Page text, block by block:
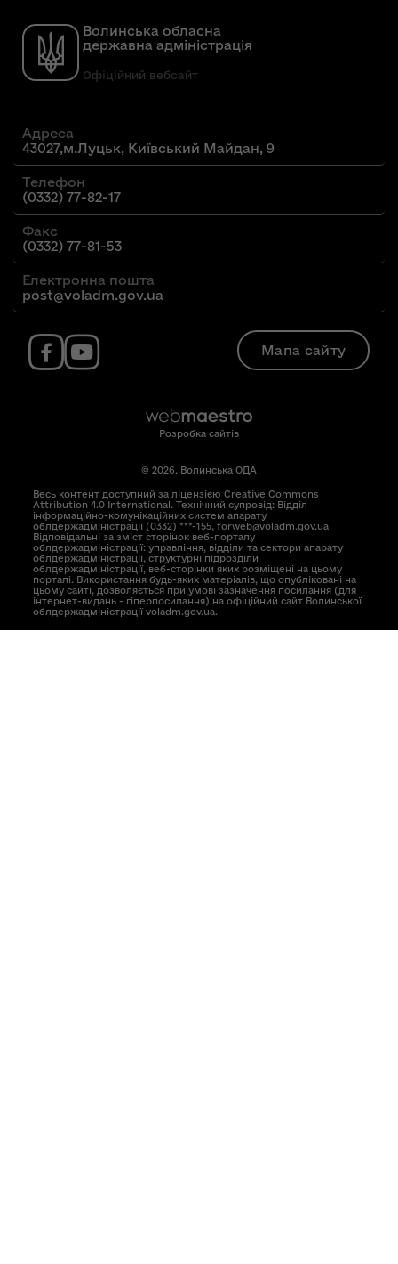
Волинська обласна
державна адміністрація
Офіційний вебсайт
Адреса
43027,м.Луцьк, Київський Майдан, 9
Телефон
(0332) 77-82-17
Факс
(0332) 77-81-53
Електронна пошта
post@voladm.gov.ua
Мапа сайту
Розробка сайтів
© 2026. Волинська ОДА
Весь контент доступний за ліцензією Creative Commons
Attribution 4.0 International. Технічний супровід: Відділ
інформаційно-комунікаційних систем апарату
облдержадміністрації (0332) ***-155, forweb@voladm.gov.ua
Відповідальні за зміст сторінок веб-порталу
облдержадміністрації: управління, відділи та сектори апарату
облдержадміністрації, структурні підрозділи
облдержадміністрації, веб-сторінки яких розміщені на цьому
порталі. Використання будь-яких матеріалів, що опубліковані на
цьому сайті, дозволяється при умові зазначення посилання (для
інтернет-видань - гіперпосилання) на офіційний сайт Волинської
облдержадміністрації voladm.gov.ua.